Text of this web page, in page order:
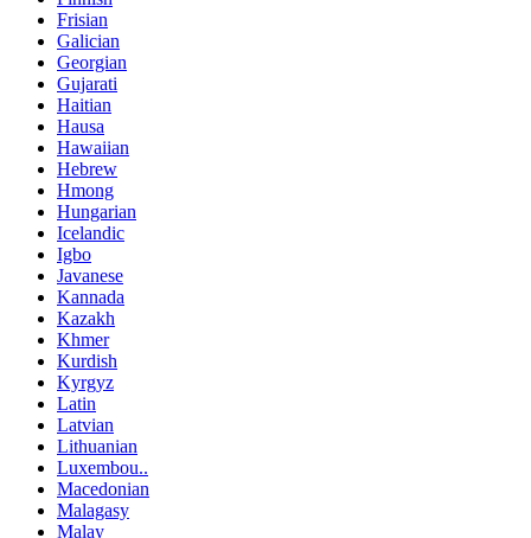
Frisian
Galician
Georgian
Gujarati
Haitian
Hausa
Hawaiian
Hebrew
Hmong
Hungarian
Icelandic
Igbo
Javanese
Kannada
Kazakh
Khmer
Kurdish
Kyrgyz
Latin
Latvian
Lithuanian
Luxembou..
Macedonian
Malagasy
Malay